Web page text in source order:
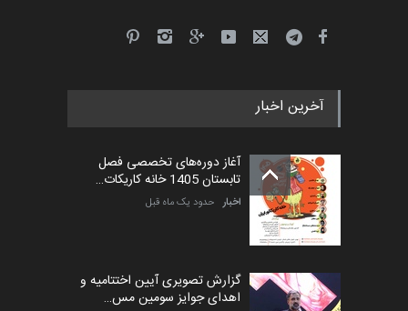
آخرین اخبار
آغاز دوره‌های تخصصی فصل
تابستان 1405 خانه کاریکات…
اخبار حدود یک ماه قبل
گزارش تصویری آیین اختتامیه و
اهدای جوایز سومین مس…